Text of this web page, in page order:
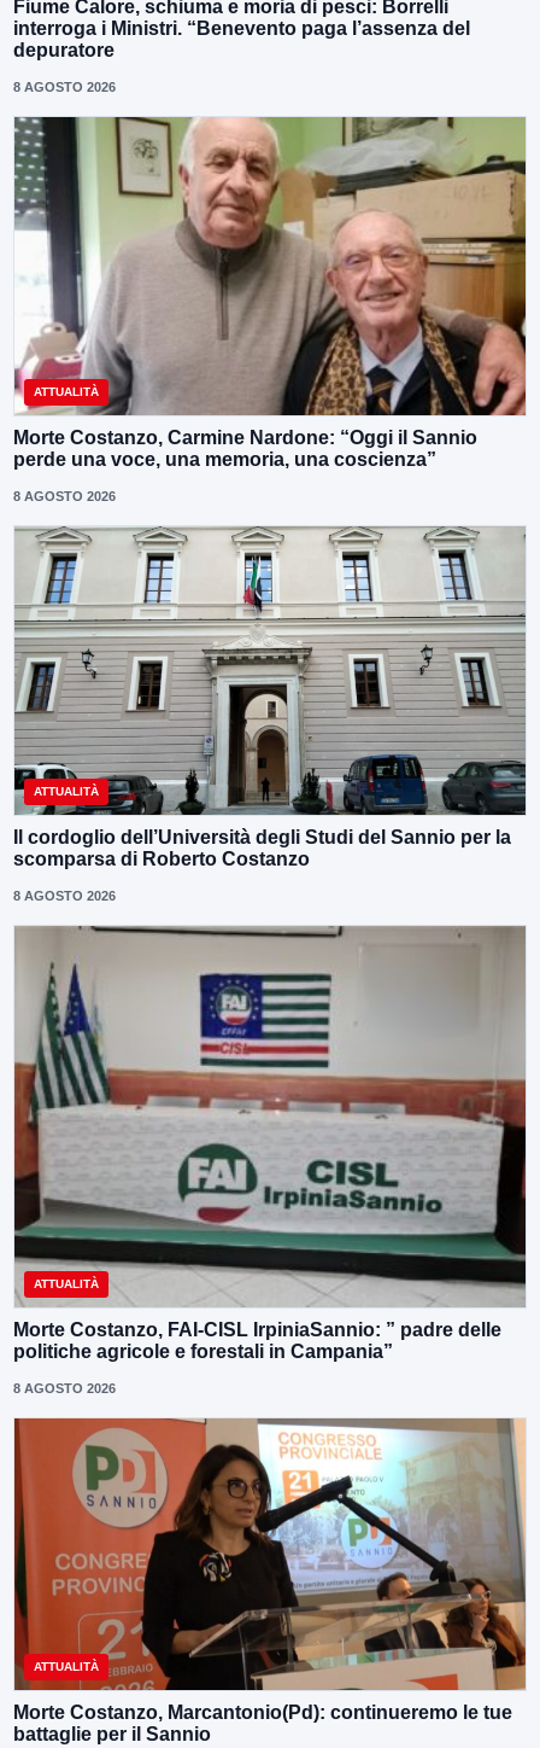
Fiume Calore, schiuma e moria di pesci: Borrelli
interroga i Ministri. “Benevento paga l’assenza del
depuratore
8 AGOSTO 2026
ATTUALITÀ
Morte Costanzo, Carmine Nardone: “Oggi il Sannio
perde una voce, una memoria, una coscienza”
8 AGOSTO 2026
ATTUALITÀ
Il cordoglio dell’Università degli Studi del Sannio per la
scomparsa di Roberto Costanzo
8 AGOSTO 2026
ATTUALITÀ
Morte Costanzo, FAI-CISL IrpiniaSannio: ” padre delle
politiche agricole e forestali in Campania”
8 AGOSTO 2026
ATTUALITÀ
Morte Costanzo, Marcantonio(Pd): continueremo le tue
battaglie per il Sannio